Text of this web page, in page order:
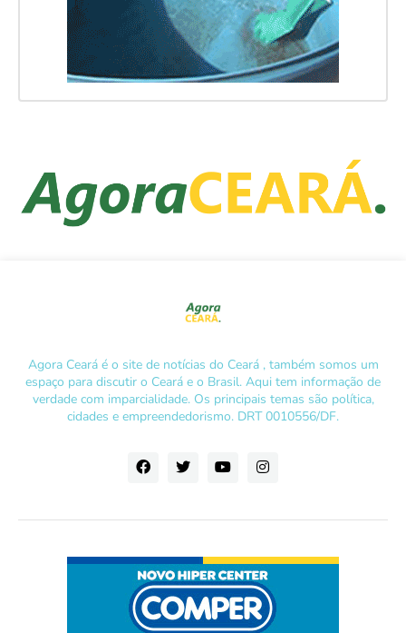
Agora Ceará é o site de notícias do Ceará , também somos um
espaço para discutir o Ceará e o Brasil. Aqui tem informação de
verdade com imparcialidade. Os principais temas são política,
cidades e empreendedorismo. DRT 0010556/DF.